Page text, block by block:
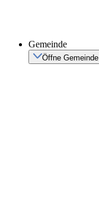
Gemeinde
Öffne Gemeinde